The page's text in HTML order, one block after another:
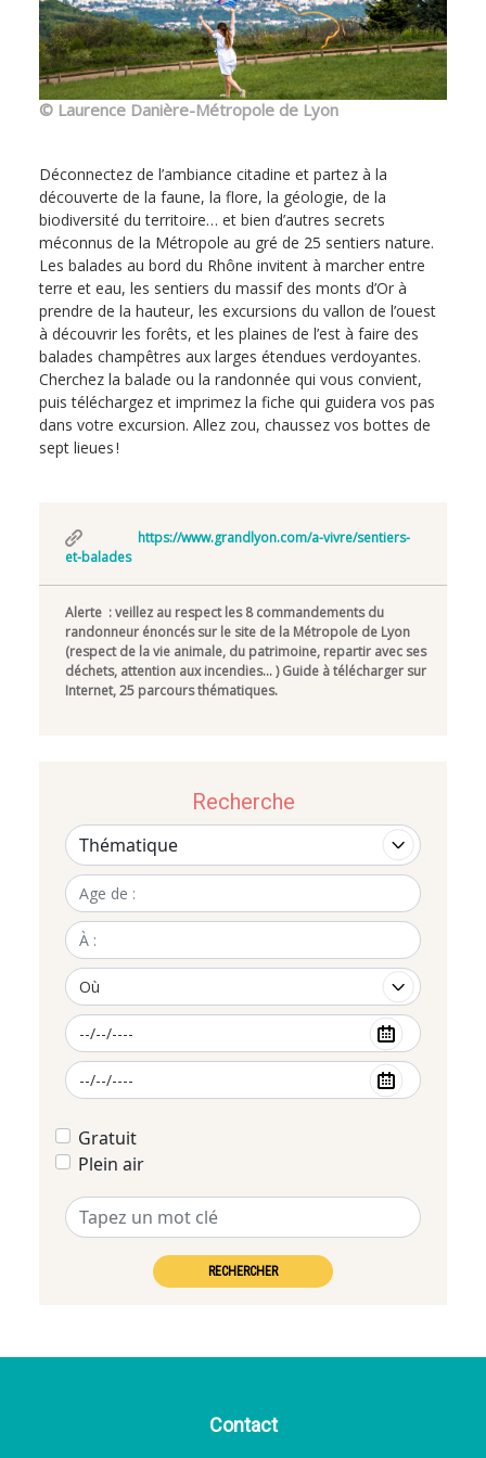
© Laurence Danière-Métropole de Lyon
Déconnectez de l’ambiance citadine et partez à la
découverte de la faune, la flore, la géologie, de la
biodiversité du territoire… et bien d’autres secrets
méconnus de la Métropole au gré de 25 sentiers nature.
Les balades au bord du Rhône invitent à marcher entre
terre et eau, les sentiers du massif des monts d’Or à
prendre de la hauteur, les excursions du vallon de l’ouest
à découvrir les forêts, et les plaines de l’est à faire des
balades champêtres aux larges étendues verdoyantes.
Cherchez la balade ou la randonnée qui vous convient,
puis téléchargez et imprimez la fiche qui guidera vos pas
dans votre excursion. Allez zou, chaussez vos bottes de
sept lieues !
https://www.grandlyon.com/a-vivre/sentiers-
et-balades
Alerte : veillez au respect les 8 commandements du
randonneur énoncés sur le site de la Métropole de Lyon
(respect de la vie animale, du patrimoine, repartir avec ses
déchets, attention aux incendies… ) Guide à télécharger sur
Internet, 25 parcours thématiques.
Recherche
Gratuit
Plein air
RECHERCHER
Contact